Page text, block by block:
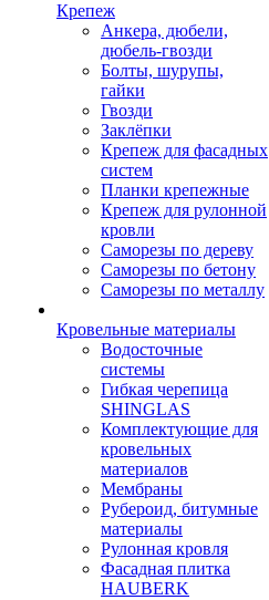
Крепеж
Анкера, дюбели,
дюбель-гвозди
Болты, шурупы,
гайки
Гвозди
Заклёпки
Крепеж для фасадных
систем
Планки крепежные
Крепеж для рулонной
кровли
Саморезы по дереву
Саморезы по бетону
Саморезы по металлу
Кровельные материалы
Водосточные
системы
Гибкая черепица
SHINGLAS
Комплектующие для
кровельных
материалов
Мембраны
Рубероид, битумные
материалы
Рулонная кровля
Фасадная плитка
HAUBERK